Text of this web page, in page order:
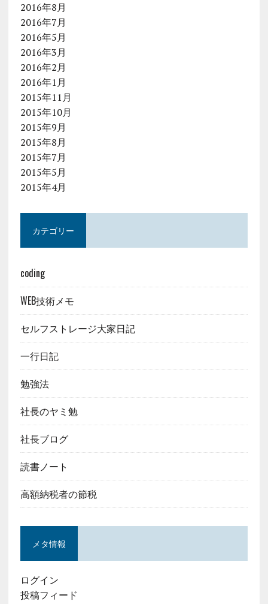
2016年8月
2016年7月
2016年5月
2016年3月
2016年2月
2016年1月
2015年11月
2015年10月
2015年9月
2015年8月
2015年7月
2015年5月
2015年4月
カテゴリー
coding
WEB技術メモ
セルフストレージ大家日記
一行日記
勉強法
社長のヤミ勉
社長ブログ
読書ノート
高額納税者の節税
メタ情報
ログイン
投稿フィード